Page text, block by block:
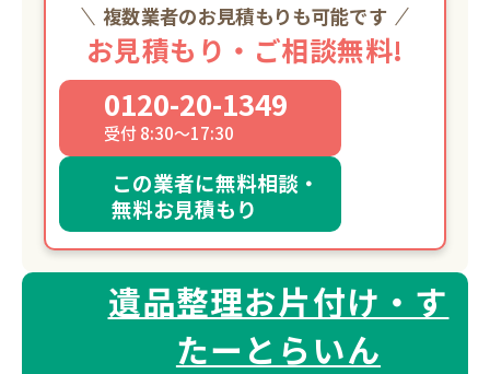
複数業者のお見積もりも可能です
お見積もり・ご相談無料!
0120-20-1349
受付 8:30～17:30
この業者に無料相談・
無料お見積もり
遺品整理お片付け・す
たーとらいん